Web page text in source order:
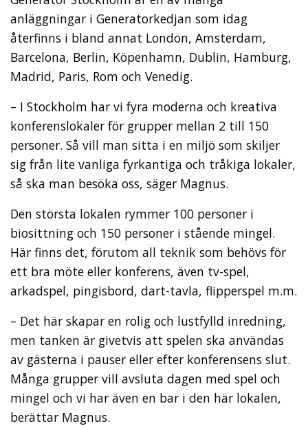
anläggningar i Generatorkedjan som idag
återfinns i bland annat London, Amsterdam,
Barcelona, Berlin, Köpenhamn, Dublin, Hamburg,
Madrid, Paris, Rom och Venedig.
– I Stockholm har vi fyra moderna och kreativa
konferenslokaler för grupper mellan 2 till 150
personer. Så vill man sitta i en miljö som skiljer
sig från lite vanliga fyrkantiga och tråkiga lokaler,
så ska man besöka oss, säger Magnus.
Den största lokalen rymmer 100 personer i
biosittning och 150 personer i stående mingel.
Här finns det, förutom all teknik som behövs för
ett bra möte eller konferens, även tv-spel,
arkadspel, pingisbord, dart-tavla, flipperspel m.m.
– Det här skapar en rolig och lustfylld inredning,
men tanken är givetvis att spelen ska användas
av gästerna i pauser eller efter konferensens slut.
Många grupper vill avsluta dagen med spel och
mingel och vi har även en bar i den här lokalen,
berättar Magnus.